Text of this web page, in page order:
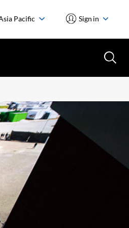
Pacific Sign in